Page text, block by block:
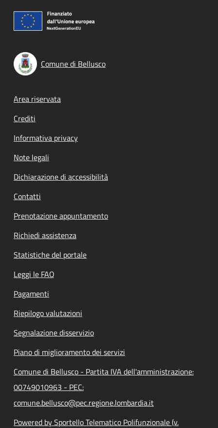
Comune di Bellusco
Footer menu
Area riservata
Crediti
Informativa privacy
Note legali
Dichiarazione di accessibilità
Contatti
Prenotazione appuntamento
Richiedi assistenza
Statistiche del portale
Leggi le FAQ
Pagamenti
Riepilogo valutazioni
Segnalazione disservizio
Piano di miglioramento dei servizi
Comune di Bellusco - Partita IVA dell'amministrazione:
00749010963 - PEC:
comune.bellusco@pec.regione.lombardia.it
Powered by Sportello Telematico Polifunzionale (v.